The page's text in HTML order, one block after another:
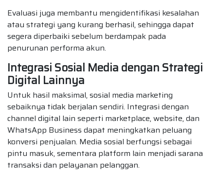
Evaluasi juga membantu mengidentifikasi kesalahan
atau strategi yang kurang berhasil, sehingga dapat
segera diperbaiki sebelum berdampak pada
penurunan performa akun.
Integrasi Sosial Media dengan Strategi
Digital Lainnya
Untuk hasil maksimal, sosial media marketing
sebaiknya tidak berjalan sendiri. Integrasi dengan
channel digital lain seperti marketplace, website, dan
WhatsApp Business dapat meningkatkan peluang
konversi penjualan. Media sosial berfungsi sebagai
pintu masuk, sementara platform lain menjadi sarana
transaksi dan pelayanan pelanggan.